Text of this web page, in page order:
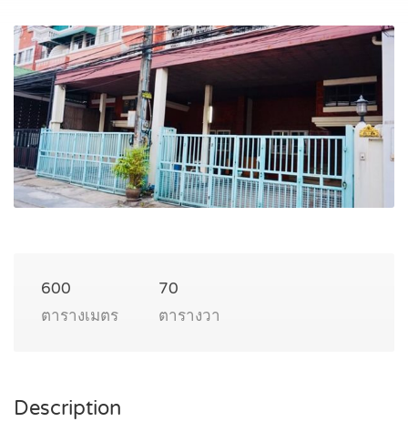
600
ตารางเมตร
70
ตารางวา
Description